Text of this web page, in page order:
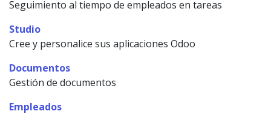
Seguimiento al tiempo de empleados en tareas
Studio
Cree y personalice sus aplicaciones Odoo
Documentos
Gestión de documentos
Empleados